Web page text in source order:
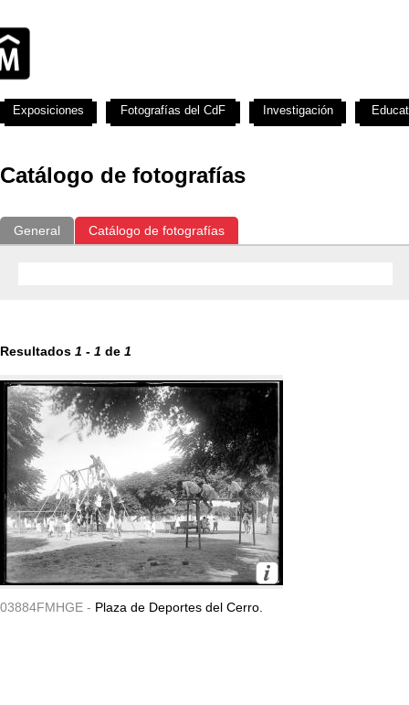
Catálogo de fotografías
General Catálogo de fotografías
Resultados 1 - 1 de 1
03884FMHGE - Plaza de Deportes del Cerro.
Exposiciones Fotografías del CdF Investigación